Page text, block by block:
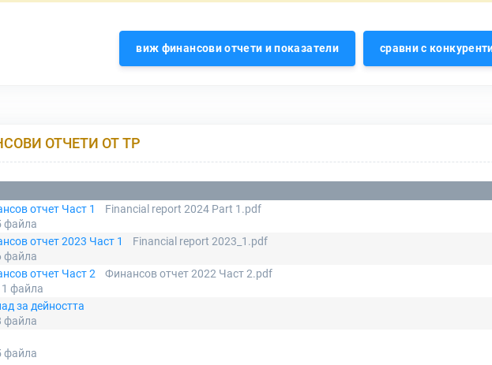
виж финансови отчети и показатели сравни с
ОТЧЕТИ ОТ ТР
отчет Част 1
Financial report 2024 Part 1.pdf
файла
отчет 2023 Част 1
Financial report 2023_1.pdf
файла
отчет Част 2
Финансов отчет 2022 Част 2.pdf
файла
за дейността
файла
файла